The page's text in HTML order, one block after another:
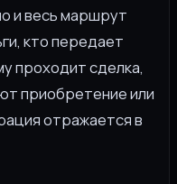
и весь маршрут
кто передает
проходит сделка,
приобретение или
отражается в